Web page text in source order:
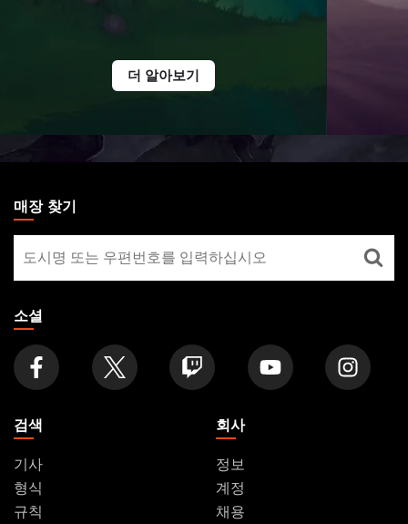
더 알아보기
THE
GATHERING
FOOTER
매장 찾기
장
찾
기
소셜
검색
기사
형식
규칙
회사
정보
계정
채용